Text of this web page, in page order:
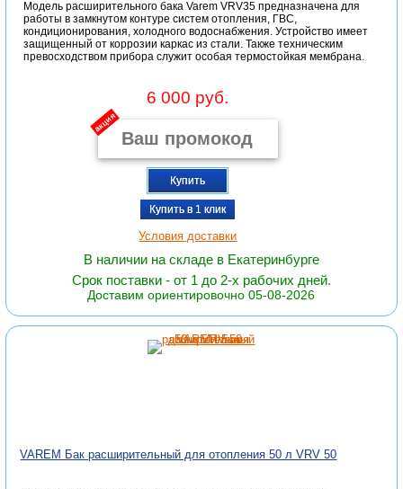
Модель расширительного бака Varem VRV35 предназначена для
работы в замкнутом контуре систем отопления, ГВС,
кондиционирования, холодного водоснабжения. Устройство имеет
защищенный от коррозии каркас из стали. Также техническим
превосходством прибора служит особая термостойкая мембрана.
6 000 руб.
акция
Купить
Купить в 1 клик
Условия доставки
В наличии на складе в Екатеринбурге
Срок поставки - от 1 до 2-х рабочих дней.
Доставим ориентировочно 05-08-2026
VAREM Бак расширительный для отопления 50 л VRV 50